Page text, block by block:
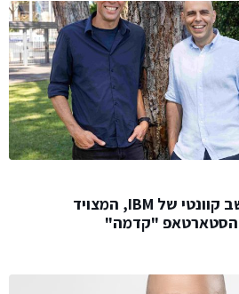
לראשונה בעולם: מחשב קוונטי של IBM, המצויד
הסטארטאפ "קדמה"